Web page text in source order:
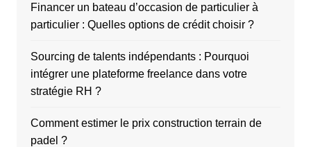
Financer un bateau d’occasion de particulier à
particulier : Quelles options de crédit choisir ?
Sourcing de talents indépendants : Pourquoi
intégrer une plateforme freelance dans votre
stratégie RH ?
Comment estimer le prix construction terrain de
padel ?